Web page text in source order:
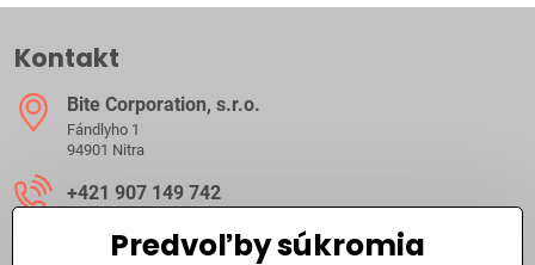
Kontakt
Bite Corporation, s​.r​.o​.
Fándlyho 1
94901 Nitra
+421 907 149 742
ibite​@ibite​.sk
Predvoľby súkromia